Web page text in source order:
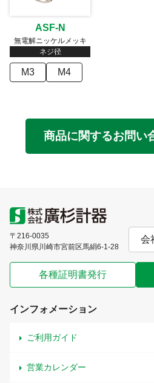
ASF-N
無電解ニッケルメッキ
ネジ径
M3 M4
商品に関するお問い
〒216-0035
神奈川県川崎市宮前区馬絹6-1-28
会
各種証明書発行
インフォメーション
ご利用ガイド
営業カレンダー